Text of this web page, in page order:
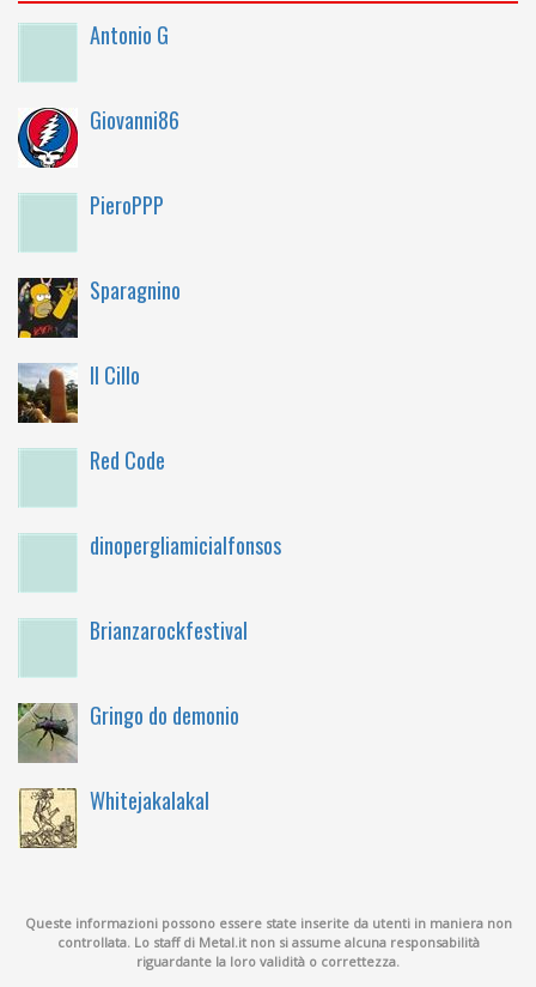
Antonio G
Giovanni86
PieroPPP
Sparagnino
Il Cillo
Red Code
dinopergliamicialfonsos
Brianzarockfestival
Gringo do demonio
Whitejakalakal
Queste informazioni possono essere state inserite da utenti in maniera non
controllata. Lo staff di Metal.it non si assume alcuna responsabilità
riguardante la loro validità o correttezza.